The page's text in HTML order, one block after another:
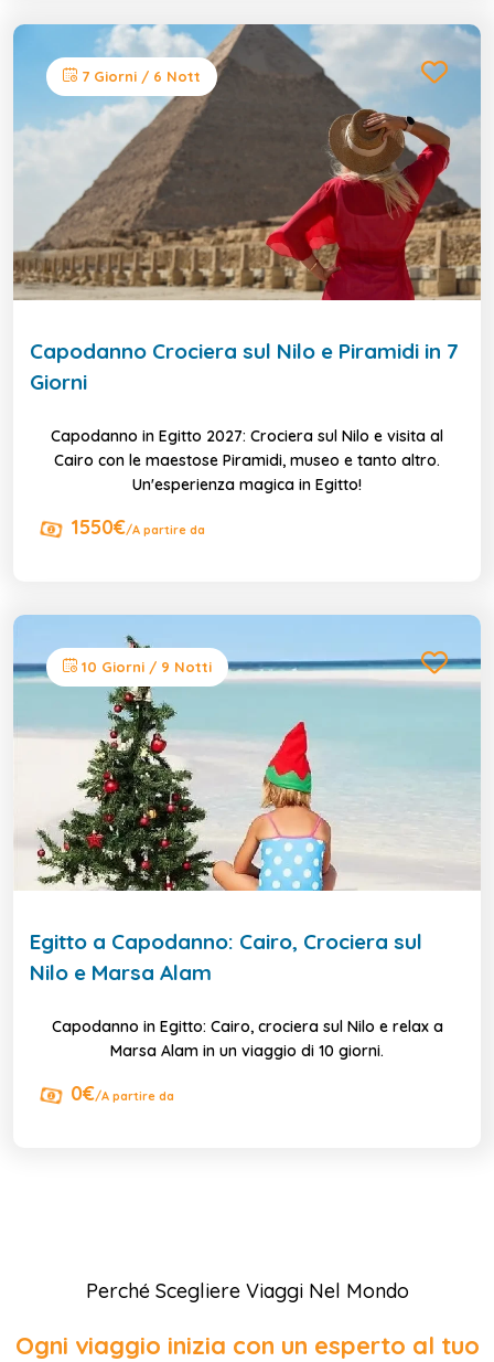
7 Giorni / 6 Nott
Capodanno Crociera sul Nilo e Piramidi in 7
Giorni
Capodanno in Egitto 2027: Crociera sul Nilo e visita al
Cairo con le maestose Piramidi, museo e tanto altro.
Un'esperienza magica in Egitto!
1550€/A partire da
10 Giorni / 9 Notti
Egitto a Capodanno: Cairo, Crociera sul
Nilo e Marsa Alam
Capodanno in Egitto: Cairo, crociera sul Nilo e relax a
Marsa Alam in un viaggio di 10 giorni.
0€/A partire da
Perché Scegliere Viaggi Nel Mondo
Ogni viaggio inizia con un esperto al tuo